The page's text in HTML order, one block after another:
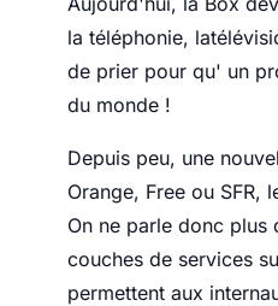
la téléphonie,
de prier pour qu' un
du monde !
Depuis peu, une
Orange, Free ou SFR,
On ne parle donc plus
couches de services
permettent aux